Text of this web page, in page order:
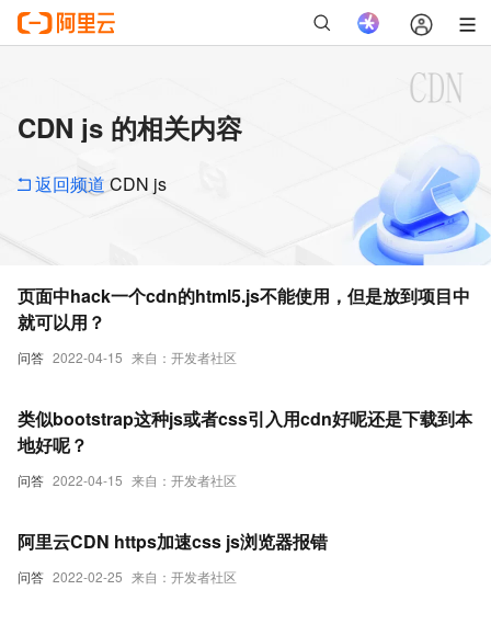
CDN js 的相关内容
返回频道 CDN js
问答 2022-04-15 来自：开发者社区
页面中hack一个cdn的html5.js不能使用，但是放到项目中
就可以用？
问答 2022-04-15 来自：开发者社区
类似bootstrap这种js或者css引入用cdn好呢还是下载到本
地好呢？
问答 2022-02-25 来自：开发者社区
阿里云CDN https加速css js浏览器报错